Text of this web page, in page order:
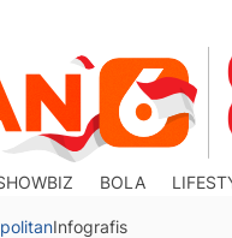
BOLA
Infografis